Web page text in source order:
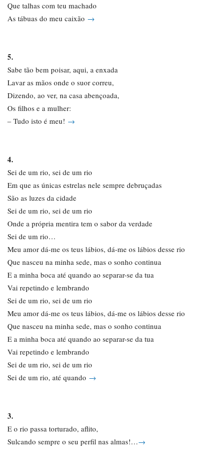
Que talhas com teu machado
As tábuas do meu caixão →
5.
Sabe tão bem poisar, aqui, a enxada
Lavar as mãos onde o suor correu,
Dizendo, ao ver, na casa abençoada,
Os filhos e a mulher:
– Tudo isto é meu! →
4.
Sei de um rio, sei de um rio
Em que as únicas estrelas nele sempre debruçadas
São as luzes da cidade
Sei de um rio, sei de um rio
Onde a própria mentira tem o sabor da verdade
Sei de um rio…
Meu amor dá-me os teus lábios, dá-me os lábios desse rio
Que nasceu na minha sede, mas o sonho continua
E a minha boca até quando ao separar-se da tua
Vai repetindo e lembrando
Sei de um rio, sei de um rio
Meu amor dá-me os teus lábios, dá-me os lábios desse rio
Que nasceu na minha sede, mas o sonho continua
E a minha boca até quando ao separar-se da tua
Vai repetindo e lembrando
Sei de um rio, sei de um rio
Sei de um rio, até quando →
3.
E o rio passa torturado, aflito,
Sulcando sempre o seu perfil nas almas!…→